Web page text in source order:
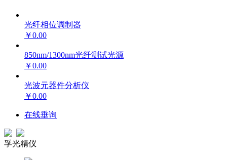
光纤相位调制器
￥0.00
850nm/1300nm光纤测试光源
￥0.00
光波元器件分析仪
￥0.00
在线垂询
孚光精仪